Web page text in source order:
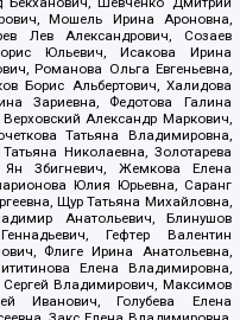
Мошель Ирина Ароновна,
Лев Александрович, Созаев
Юльевич, Исакова Ирина
Романова Ольга Евгеньевна,
Борис Альбертович, Халидова
Зариевна, Федотова Галина
Александр Маркович,
Татьяна Владимировна,
Николаевна, Золотарева
Ян Збигневич, Жемкова Елена
Юлия Юрьевна, Саранг
Щур Татьяна Михайловна,
Анатольевич, Блинушов
Гефтер Валентин
Флиге Ирина Анатольевна,
Елена Владимировна,
Владимирович, Максимов
Иванович, Голубева Елена